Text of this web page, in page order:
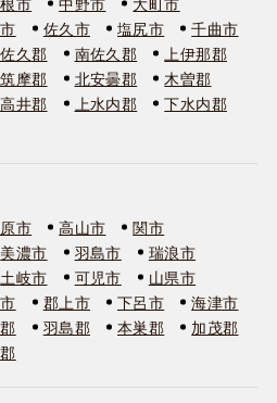
佐久市 塩尻市
千曲市
久郡 南佐久郡
上伊那郡
摩郡 北安曇郡
木曽郡
井郡 上水内郡
下水内郡
市 高山市
関市
美濃市 羽島市
瑞浪市
土岐市 可児市
山県市
郡上市 下呂市
海津市
羽島郡 本巣郡
加茂郡